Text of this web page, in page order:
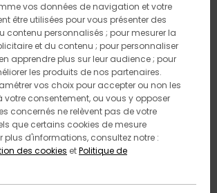
vos données de navigation et votre
être utilisées pour vous présenter des
contenu personnalisés ; pour mesurer la
et du contenu ; pour personnaliser
apprendre plus sur leur audience ; pour
les produits de nos partenaires.
vos choix pour accepter ou non les
votre consentement, ou vous y opposer
concernés ne relèvent pas de votre
que certains cookies de mesure
plus d'informations, consultez notre :
des cookies etPolitique de